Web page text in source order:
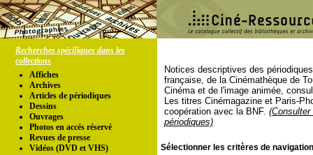
Recherches spécifiques dans les
collections
Affiches
Archives
Articles de périodiques
Dessins
Ouvrages
Photos en accés réservé
Revues de presse
Vidéos (DVD et VHS)
Notices descriptives des
française, de la Cinémathèque de
Cinéma et de l'image animée,
Les titres Cinémagazine et Paris-
coopération avec la BNF.
périodiques)
Sélectionner les critères de